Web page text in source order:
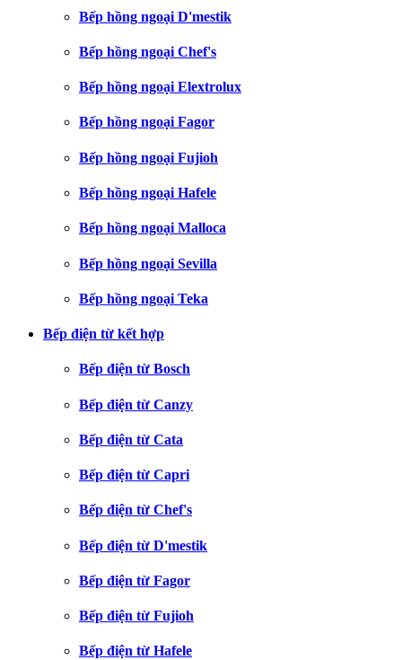
Bếp hồng ngoại D'mestik
Bếp hồng ngoại Chef's
Bếp hồng ngoại Elextrolux
Bếp hồng ngoại Fagor
Bếp hồng ngoại Fujioh
Bếp hồng ngoại Hafele
Bếp hồng ngoại Malloca
Bếp hồng ngoại Sevilla
Bếp hồng ngoại Teka
Bếp điện từ kết hợp
Bếp điện từ Bosch
Bếp điện từ Canzy
Bếp điện từ Cata
Bếp điện từ Capri
Bếp điện từ Chef's
Bếp điện từ D'mestik
Bếp điện từ Fagor
Bếp điện từ Fujioh
Bếp điện từ Hafele